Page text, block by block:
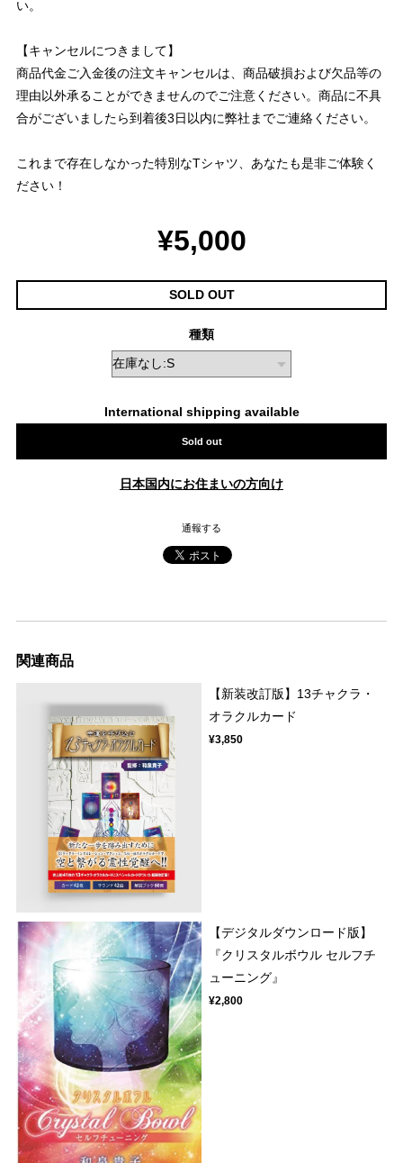
い。
【キャンセルにつきまして】
商品代金ご入金後の注文キャンセルは、商品破損および欠品等の
理由以外承ることができませんのでご注意ください。商品に不具
合がございましたら到着後3日以内に弊社までご連絡ください。
これまで存在しなかった特別なTシャツ、あなたも是非ご体験く
ださい！
¥5,000
SOLD OUT
種類
International shipping available
Sold out
日本国内にお住まいの方向け
通報する
関連商品
【新装改訂版】13チャクラ・
オラクルカード
¥3,850
【デジタルダウンロード版】
『クリスタルボウル セルフチ
ューニング』
¥2,800